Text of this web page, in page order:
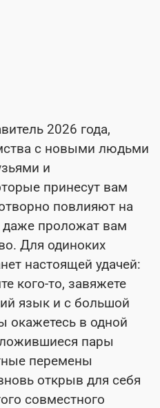
2026 года,
с новыми людьми
и
принесут вам
повлияют на
даже проложат вам
Для одиноких
настоящей удачей:
кого-то, завяжете
язык и с большой
окажетесь в одной
пары
перемены
открыв для себя
совместного